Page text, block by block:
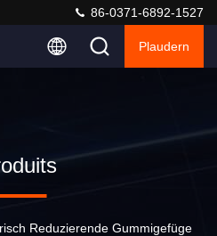
86-0371-6892-1527
Plaudern
Reduzierende Gummigefüge